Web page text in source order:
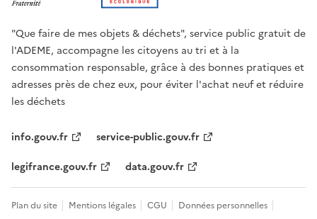
"Que faire de mes objets & déchets", service public gratuit de
l'ADEME, accompagne les citoyens au tri et à la
consommation responsable, grâce à des bonnes pratiques et
adresses près de chez eux, pour éviter l'achat neuf et réduire
les déchets
info.gouv.fr
service-public.gouv.fr
legifrance.gouv.fr
data.gouv.fr
Plan du site Mentions légales CGU Données personnelles